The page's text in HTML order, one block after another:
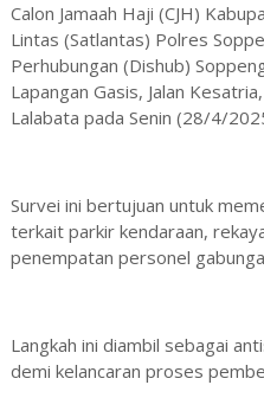
Calon Jamaah Haji (CJH)
Lintas (Satlantas) Polres
Perhubungan (Dishub)
Lapangan Gasis, Jalan
Lalabata pada Senin (28/4/
Survei ini bertujuan untuk
terkait parkir kendaraan,
penempatan personel
Langkah ini diambil sebagai
demi kelancaran proses